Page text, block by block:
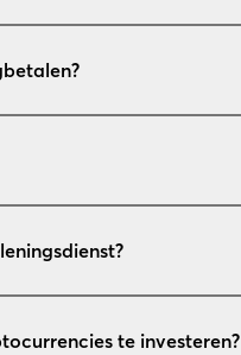
te investeren?